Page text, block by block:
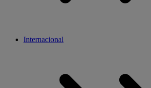
Internacional